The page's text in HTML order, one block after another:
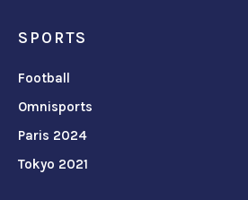
SPORTS
Football
Omnisports
Paris 2024
Tokyo 2021